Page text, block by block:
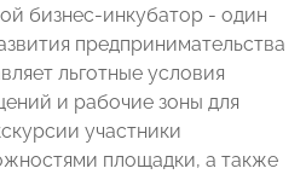
бизнес-инкубатор - один
предпринимательства
льготные условия
и рабочие зоны для
участники
площадки, а также